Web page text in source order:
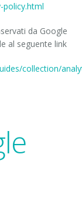
da Google
al seguente link
collection/